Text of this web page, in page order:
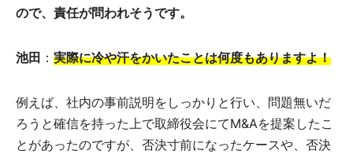
ので、責任が問われそうです。
池田 ： 実際に冷や汗をかいたことは何度もありますよ！
例えば、社内の事前説明をしっかりと行い、問題無いだ
ろうと確信を持った上で取締役会にてM&Aを提案したこ
とがあったのですが、否決寸前になったケースや、否決